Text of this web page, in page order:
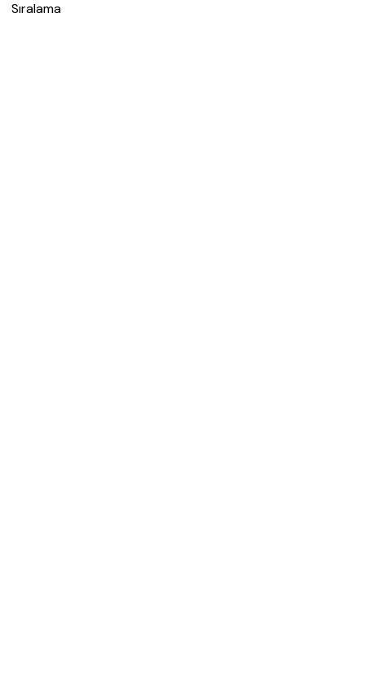
Sıralama